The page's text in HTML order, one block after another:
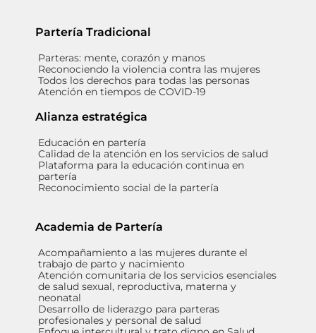
Partería Tradicional
Parteras: mente, corazón y manos
Reconociendo la violencia contra las mujeres
Todos los derechos para todas las personas
Atención en tiempos de COVID-19
Alianza estratégica
Educación en partería
Calidad de la atención en los servicios de salud
Plataforma para la educación continua en
partería
Reconocimiento social de la partería
Academia de Partería
Acompañamiento a las mujeres durante el
trabajo de parto y nacimiento
Atención comunitaria de los servicios esenciales
de salud sexual, reproductiva, materna y
neonatal
Desarrollo de liderazgo para parteras
profesionales y personal de salud